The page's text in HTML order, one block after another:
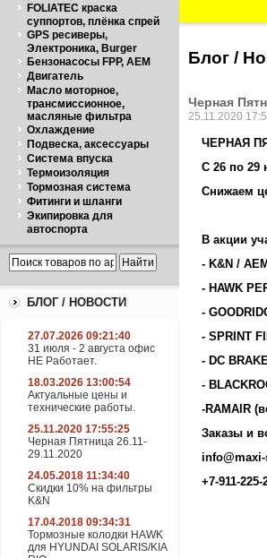
FOLIATEC краска
суппортов, плёнка спрей
GPS ресиверы,
Электроника, Burger
Бензонасосы FPP, AEM
Двигатель
Масло моторное,
трансмиссионное,
масляные фильтра
Охлаждение
Подвеска, аксессуары
Система впуска
Термоизоляция
Тормозная система
Фитинги и шланги
Экипировка для
автоспорта
БЛОГ / НОВОСТИ
27.07.2026 09:21:40
31 июля - 2 августа офис
НЕ Работает.
18.03.2026 13:00:54
Актуальные цены и
технические работы.
25.11.2020 17:55:25
Черная Пятница 26.11-
29.11.2020
24.05.2018 11:34:40
Скидки 10% на фильтры
K&N
17.04.2018 09:34:31
Тормозные колодки HAWK
для HYUNDAI SOLARIS/KIA
Блог /
Черная
25.11.2020
ЧЕРНАЯ
С 26 по 29
Снижаем
В акции
- K&N /
- HAWK
-
- SPRINT
- DC
-
-RAMAIR
Заказы и
+7-911-225-